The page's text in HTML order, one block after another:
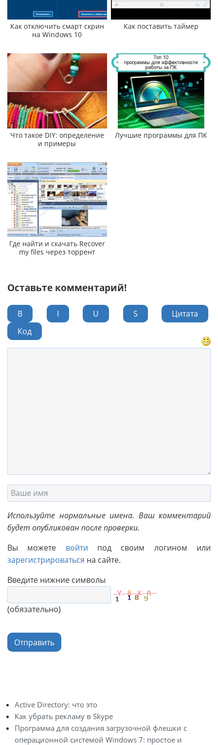
Как отключить смарт скрин
на Windows 10
Как поставить таймер
Что такое DIY: определение
и примеры
Лучшие программы для ПК
Где найти и скачать Recover
my files через торрент
Оставьте комментарий!
B I U S
Цитата
Код
Используйте нормальные имена. Ваш комментарий
будет опубликован после проверки.
Вы можете войти под своим логином или
зарегистрироваться на сайте.
Введите нижние символы
(обязательно)
Отправить
Active Directory: что это
Как убрать рекламу в Skype
Программа для создания загрузочной флешки с
операционной системой Windows 7: простое и